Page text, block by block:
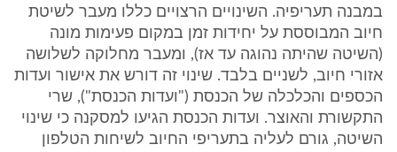
במבנה תעריפיה. השינויים הרצויים כללו מעבר לשיטת
חיוב המבוססת על יחידות זמן במקום פעימות מונה
(השיטה שהיתה נהוגה עד אז), ומעבר מחלוקה לשלושה
אזורי חיוב, לשניים בלבד. שינוי זה דורש את אישור ועדות
הכספים והכלכלה של הכנסת ("ועדות הכנסת"), שרי
התקשורת והאוצר. ועדות הכנסת הגיעו למסקנה כי שינוי
השיטה, גורם לעליה בתעריפי החיוב לשיחות הטלפון